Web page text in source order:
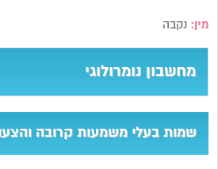
מין: נקבה
מחשבון נומרולוגי
שמות בעלי משמעות קרובה